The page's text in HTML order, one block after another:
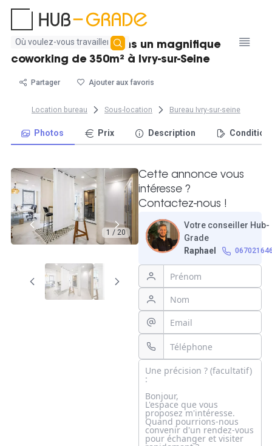
Aucun
Postes de travail dans un magnifique
coworking de 350m² à Ivry-sur-Seine
Partager Ajouter aux favoris
Location bureau Sous-location Bureau Ivry-sur-seine
Photos Prix Description
1 / 20
Cette annonce vous
intéresse ?
Contactez-nous !
Votre conseiller Hub-
Grade
Raphael